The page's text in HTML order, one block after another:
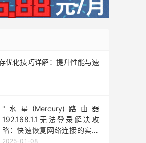
优化技巧详解：提升性能与速
"水星(Mercury)路由器
192.168.1.1无法登录解决攻
略：快速恢复网络连接的实用
技巧"
2025-01-08